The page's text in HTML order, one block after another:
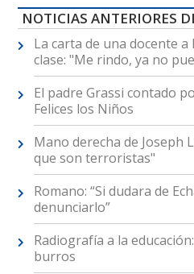
NOTICIAS ANTERIORES
La carta de una docente
clase: "Me rindo, ya no
El padre Grassi contado
Felices los Niños
Mano derecha de Joseph
que son terroristas"
Romano: “Si dudara de
denunciarlo”
Radiografía a la
burros